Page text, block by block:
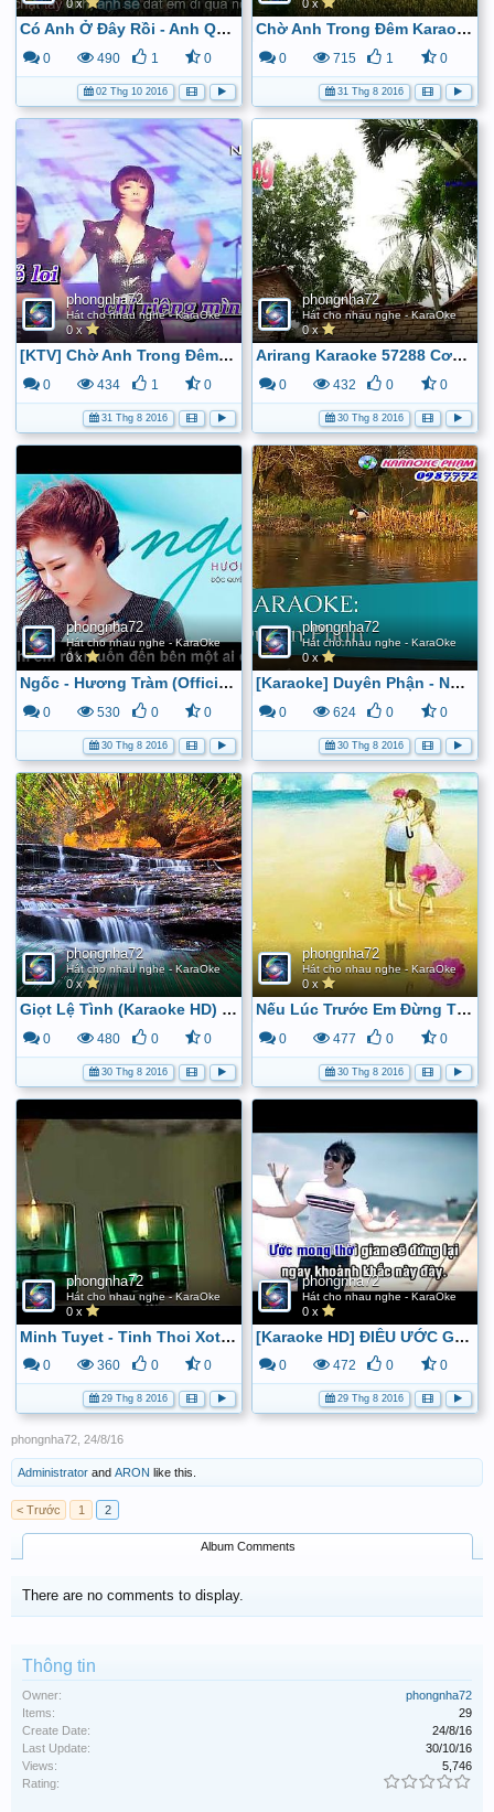
0 x
Có Anh Ở Đây Rồi - Anh Quân Idol [Video Lyric + Kara] - YouTube
0 490 1 0
02 Thg 10 2016
0 x
Chờ Anh Trong Đêm Karaoke HD [Beat Chuẩn] - YouTube
0 715 1 0
31 Thg 8 2016
phongnha72
Hát cho nhau nghe - KaraOke
0 x
[KTV] Chờ Anh Trong Đêm (Remix) Demo - Saka Truong Tuyen - YouTube
0 434 1 0
31 Thg 8 2016
phongnha72
Hát cho nhau nghe - KaraOke
0 x
Arirang Karaoke 57288 Cơn Bão Nghiêng Đêm (Official) - YouTube
0 432 0 0
30 Thg 8 2016
phongnha72
Hát cho nhau nghe - KaraOke
0 x
Ngốc - Hương Tràm (Official Lyric Audio) - YouTube
0 530 0 0
30 Thg 8 2016
phongnha72
Hát cho nhau nghe - KaraOke
0 x
[Karaoke] Duyên Phận - Như Quỳnh - YouTube
0 624 0 0
30 Thg 8 2016
phongnha72
Hát cho nhau nghe - KaraOke
0 x
Giọt Lệ Tình (Karaoke HD) - Trí Hải (Full Beat) - YouTube
0 480 0 0
30 Thg 8 2016
phongnha72
Hát cho nhau nghe - KaraOke
0 x
Nếu Lúc Trước Em Đừng Tới - YouTube
0 477 0 0
30 Thg 8 2016
phongnha72
Hát cho nhau nghe - KaraOke
0 x
Minh Tuyet - Tinh Thoi Xot Xa 2 - YouTube
0 360 0 0
29 Thg 8 2016
phongnha72
Hát cho nhau nghe - KaraOke
0 x
[Karaoke HD] ĐIỀU ƯỚC GIẢN ĐƠN - AKIRA PHAN | Beat gốc | - YouTube
0 472 0 0
29 Thg 8 2016
phongnha72, 24/8/16
Administrator and ARON like this.
< Trước 1 2
Album Comments
There are no comments to display.
Thông tin
Owner:
phongnha72
Items:
29
Create Date:
24/8/16
Last Update:
30/10/16
Views:
5,746
Rating: